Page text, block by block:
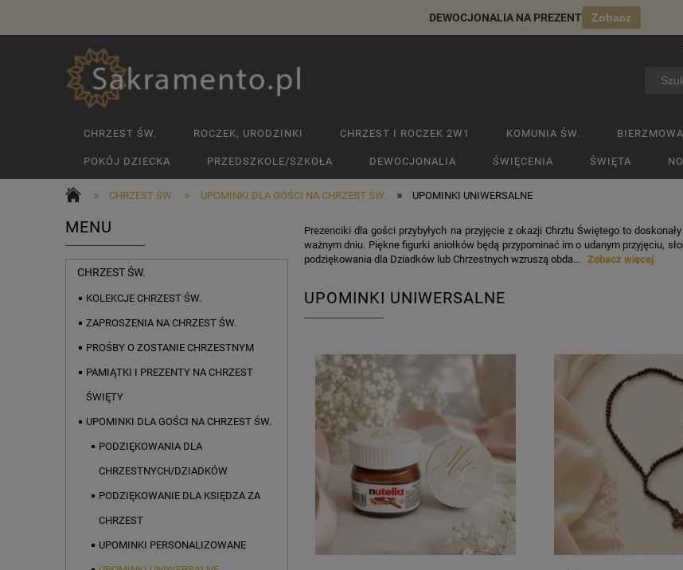
DEWOCJONALIA NA PREZENT Zobacz
CHRZEST ŚW. ROCZEK, URODZINKI CHRZEST I ROCZEK 2W1 KOMUNIA ŚW.
POKÓJ DZIECKA PRZEDSZKOLE/SZKOŁA DEWOCJONALIA ŚWIĘCENIA ŚWIĘTA
» CHRZEST ŚW. » UPOMINKI DLA GOŚCI NA CHRZEST ŚW. » UPOMINKI UNIWERSALNE
MENU
CHRZEST ŚW.
KOLEKCJE CHRZEST ŚW.
ZAPROSZENIA NA CHRZEST ŚW.
PROŚBY O ZOSTANIE CHRZESTNYM
PAMIĄTKI I PREZENTY NA CHRZEST
ŚWIĘTY
UPOMINKI DLA GOŚCI NA CHRZEST ŚW.
PODZIĘKOWANIA DLA
CHRZESTNYCH/DZIADKÓW
PODZIĘKOWANIE DLA KSIĘDZA ZA
CHRZEST
UPOMINKI PERSONALIZOWANE
Prezenciki dla gości przybyłych na przyjęcie z okazji Chrztu Świętego to
ważnym dniu. Piękne figurki aniołków będą przypominać im o udanym przyjęciu,
podziękowania dla Dziadków lub Chrzestnych wzruszą obda... Zobacz więcej
UPOMINKI UNIWERSALNE